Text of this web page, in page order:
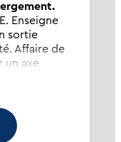
Enseigne
sortie
Affaire de
un axe
capacité